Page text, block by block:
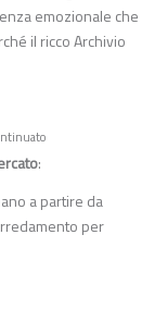
emozionale che
il ricco Archivio
:
a partire da
per